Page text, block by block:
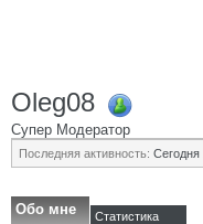
Oleg08
Супер Модератор
Последняя активность: Сегодня
Обо мне Статистика